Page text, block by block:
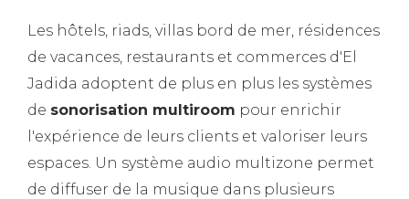
Les hôtels, riads, villas bord de mer, résidences
de vacances, restaurants et commerces d'El
Jadida adoptent de plus en plus les systèmes
de sonorisation multiroom pour enrichir
l'expérience de leurs clients et valoriser leurs
espaces. Un système audio multizone permet
de diffuser de la musique dans plusieurs